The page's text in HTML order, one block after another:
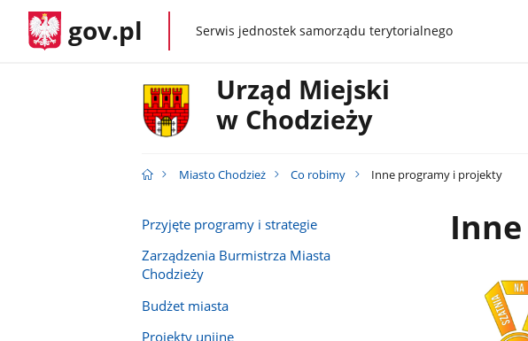
gov.pl gov.plSerwis jednostek samorządu terytorialnego
Urząd Miejski
w Chodzieży
Miasto Chodzież Co robimy Inne programy i projekty
Przyjęte programy i strategie
Zarządzenia Burmistrza Miasta
Chodzieży
Budżet miasta
Projekty unijne